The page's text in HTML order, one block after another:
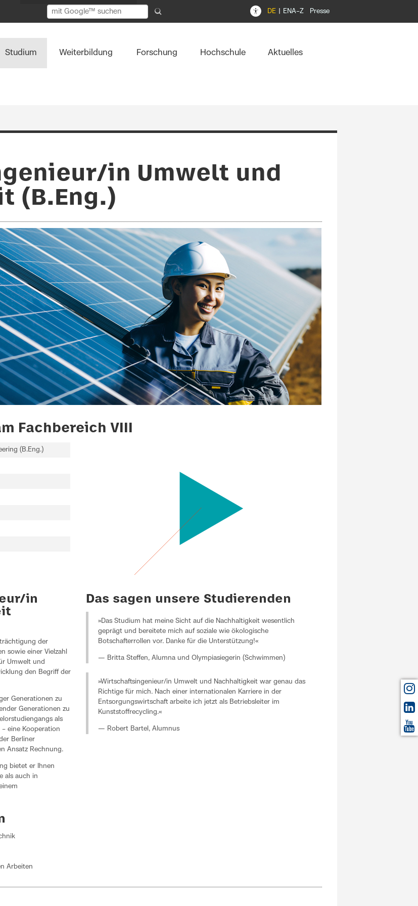
A–Z Presse
DE EN
Studium Weiterbildung Forschung Hochschule Aktuelles
in Umwelt und
(B.Eng.)
Fachbereich VIII
(B.Eng.)
in
der
sowie einer Vielzahl
Umwelt und
den Begriff der
Generationen zu
Generationen zu
als
eine Kooperation
Berliner
Ansatz Rechnung.
bietet er Ihnen
als auch in
Arbeiten
Das sagen unsere Studierenden
»Das Studium hat meine Sicht auf die Nachhaltigkeit wesentlich
geprägt und bereitete mich auf soziale wie ökologische
Botschafterrollen vor. Danke für die Unterstützung!«
— Britta Steffen, Alumna und Olympiasiegerin (Schwimmen)
»Wirtschaftsingenieur/in Umwelt und Nachhaltigkeit war genau das
Richtige für mich. Nach einer internationalen Karriere in der
Entsorgungswirtschaft arbeite ich jetzt als Betriebsleiter im
Kunststoffrecycling.«
— Robert Bartel, Alumnus